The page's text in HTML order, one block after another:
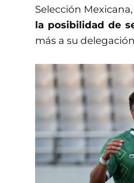
Selección Mexicana,
la posibilidad de
más a su